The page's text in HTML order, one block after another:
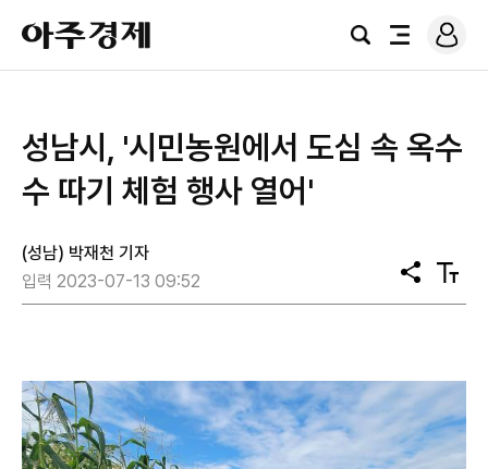
아
주
경
검
전
로
그
성남시, '시민농원에서 도심 속 옥수
수 따기 체험 행사 열어'
(성남) 박재천 기자
입력 2023-07-13 09:52
공
유
텍
스